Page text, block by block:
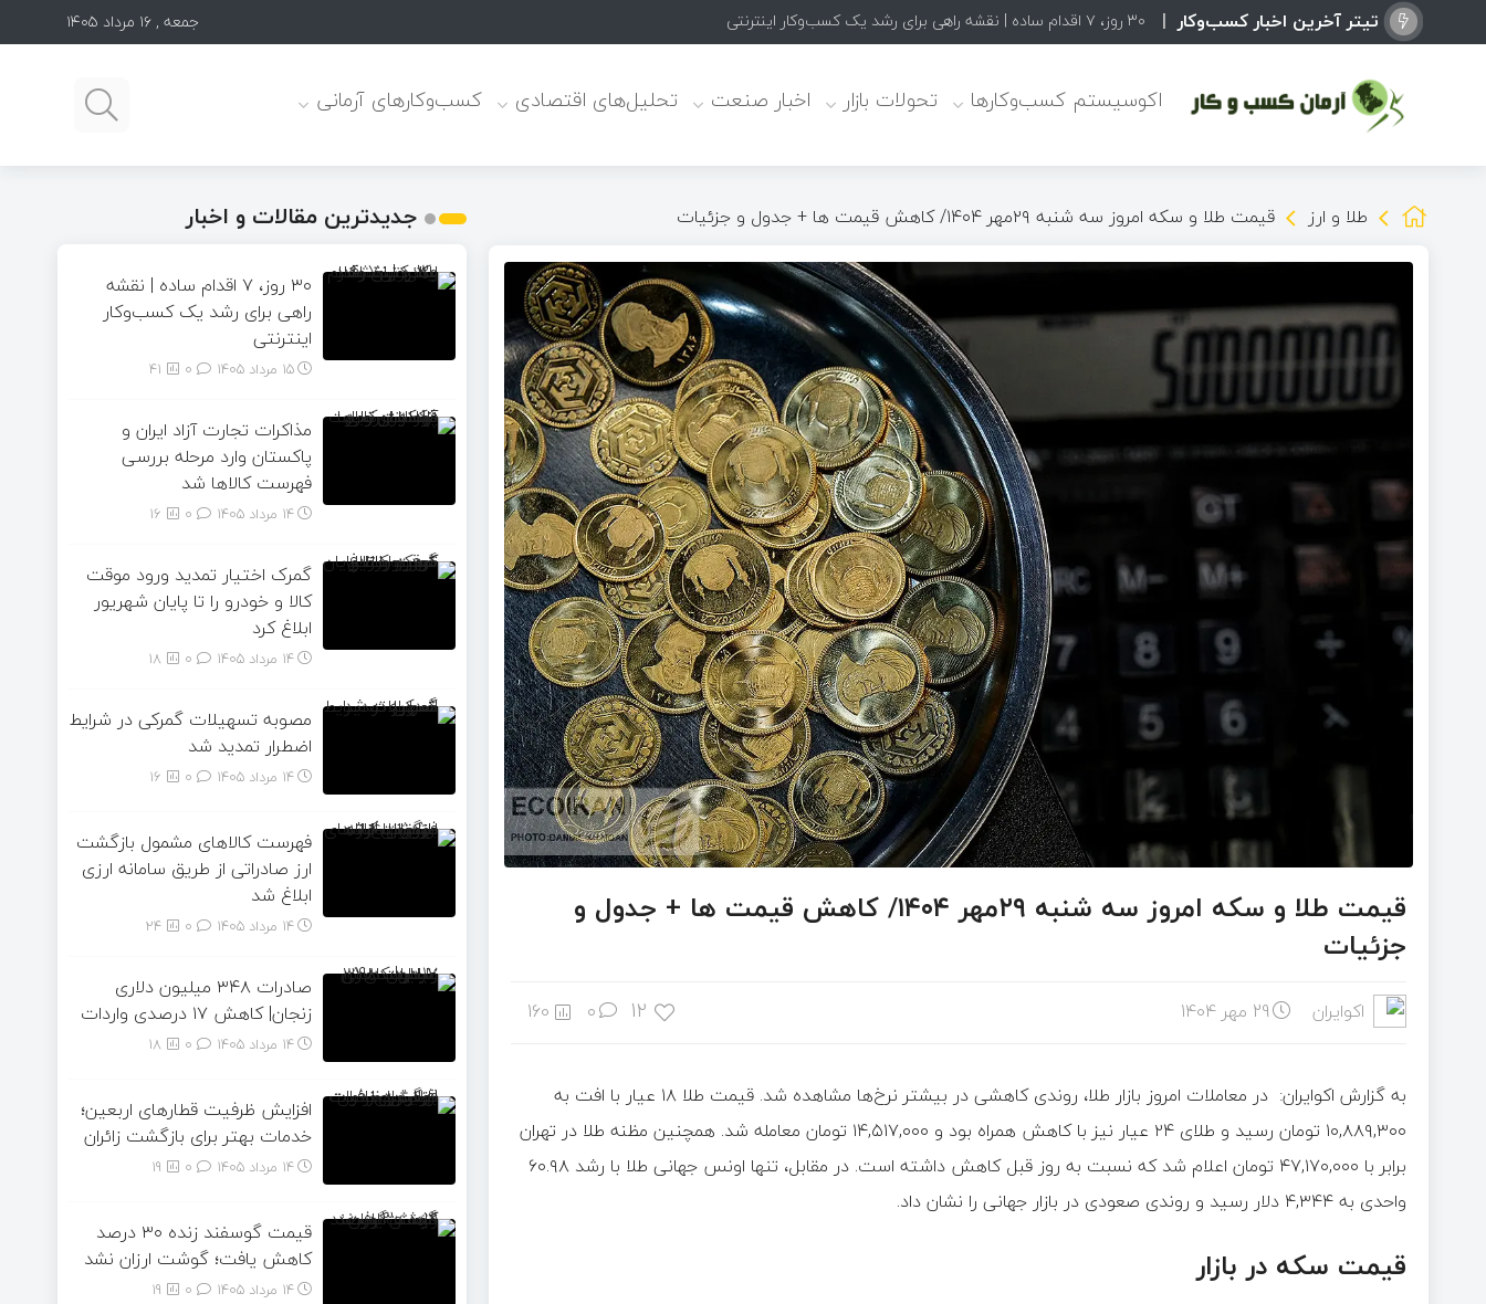
تیتر آخرین اخبار کسب‌وکار ۳۰ روز، ۷ اقدام ساده | نقشه راهی برای رشد یک کسب‌وکار اینترنتی جمعه , ۱۶ مرداد ۱۴۰۵
اکوسیستم کسب‌وکارها تحولات بازار اخبار صنعت تحلیل‌های اقتصادی کسب‌وکارهای آرمانی
طلا و ارز قیمت طلا و سکه امروز سه شنبه ۲۹مهر ۱۴۰۴/ کاهش قیمت ها + جدول و جزئیات
قیمت طلا و سکه امروز سه شنبه ۲۹مهر ۱۴۰۴/ کاهش قیمت ها + جدول و
جزئیات
اکوایران 29 مهر 1404 12 ۰ 160
به گزارش اکوایران: در معاملات امروز بازار طلا، روندی کاهشی در بیشتر نرخ‌ها مشاهده شد. قیمت طلا ۱۸ عیار با افت به
۱۰,۸۸۹,۳۰۰ تومان رسید و طلای ۲۴ عیار نیز با کاهش همراه بود و ۱۴,۵۱۷,۰۰۰ تومان معامله شد. همچنین مظنه طلا در تهران
برابر با ۴۷,۱۷۰,۰۰۰ تومان اعلام شد که نسبت به روز قبل کاهش داشته است. در مقابل، تنها اونس جهانی طلا با رشد ۶۰.۹۸
واحدی به ۴,۳۴۴ دلار رسید و روندی صعودی در بازار جهانی را نشان داد.
قیمت سکه در بازار
جدیدترین مقالات و اخبار
۳۰ روز، ۷ اقدام ساده | نقشه
راهی برای رشد یک کسب‌وکار
اینترنتی
15 مرداد 1405 41
مذاکرات تجارت آزاد ایران و
پاکستان وارد مرحله بررسی
فهرست کالاها شد
14 مرداد 1405 16
گمرک اختیار تمدید ورود موقت
کالا و خودرو را تا پایان شهریور
ابلاغ کرد
14 مرداد 1405 18
مصوبه تسهیلات گمرکی در شرایط
اضطرار تمدید شد
14 مرداد 1405 16
فهرست کالاهای مشمول بازگشت
ارز صادراتی از طریق سامانه ارزی
ابلاغ شد
14 مرداد 1405 24
صادرات ۳۴۸ میلیون دلاری
زنجان| ‌کاهش ۱۷ درصدی واردات
14 مرداد 1405 18
افزایش ظرفیت قطارهای اربعین؛
خدمات بهتر برای بازگشت زائران
14 مرداد 1405 19
قیمت گوسفند زنده ۳۰ درصد
کاهش یافت؛ گوشت ارزان نشد
14 مرداد 1405 19